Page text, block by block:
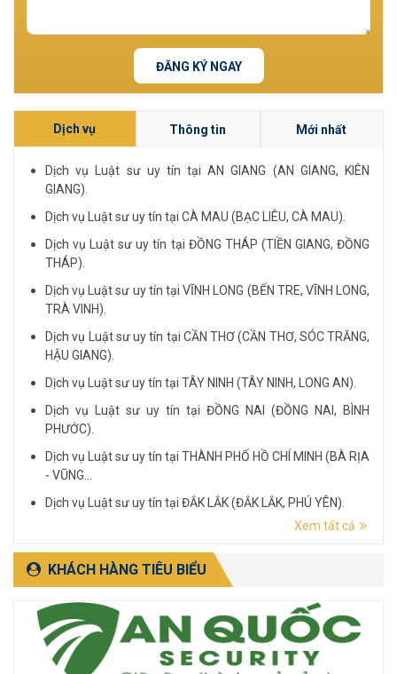
ĐĂNG KÝ NGAY
Dịch vụ Thông tin Mới nhất
Dịch vụ Luật sư uy tín tại AN GIANG (AN GIANG, KIÊN
GIANG).
Dịch vụ Luật sư uy tín tại CÀ MAU (BẠC LIÊU, CÀ MAU).
Dịch vụ Luật sư uy tín tại ĐỒNG THÁP (TIỀN GIANG, ĐỒNG
THÁP).
Dịch vụ Luật sư uy tín tại VĨNH LONG (BẾN TRE, VĨNH LONG,
TRÀ VINH).
Dịch vụ Luật sư uy tín tại CẦN THƠ (CẦN THƠ, SÓC TRĂNG,
HẬU GIANG).
Dịch vụ Luật sư uy tín tại TÂY NINH (TÂY NINH, LONG AN).
Dịch vụ Luật sư uy tín tại ĐỒNG NAI (ĐỒNG NAI, BÌNH
PHƯỚC).
Dịch vụ Luật sư uy tín tại THÀNH PHỐ HỒ CHÍ MINH (BÀ RỊA
- VŨNG...
Dịch vụ Luật sư uy tín tại ĐẮK LẮK (ĐẮK LẮK, PHÚ YÊN).
Dịch vụ Luật sư uy tín tại LÂM ĐỒNG (LÂM ĐỒNG, ĐẮK
Xem tất cả
KHÁCH HÀNG TIÊU BIỂU